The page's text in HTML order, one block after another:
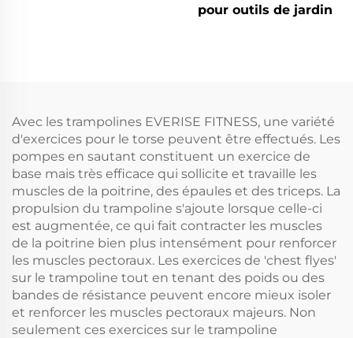
pour outils de jardin
Avec les trampolines EVERISE FITNESS, une variété
d'exercices pour le torse peuvent être effectués. Les
pompes en sautant constituent un exercice de
base mais très efficace qui sollicite et travaille les
muscles de la poitrine, des épaules et des triceps. La
propulsion du trampoline s'ajoute lorsque celle-ci
est augmentée, ce qui fait contracter les muscles
de la poitrine bien plus intensément pour renforcer
les muscles pectoraux. Les exercices de 'chest flyes'
sur le trampoline tout en tenant des poids ou des
bandes de résistance peuvent encore mieux isoler
et renforcer les muscles pectoraux majeurs. Non
seulement ces exercices sur le trampoline